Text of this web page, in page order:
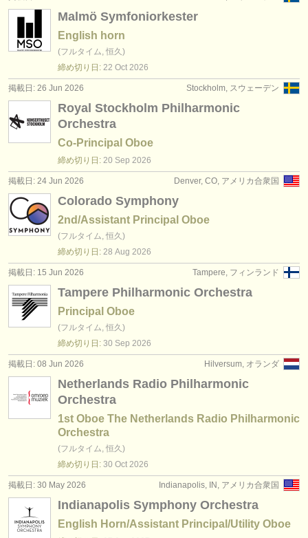
Malmö Symfoniorkester
English horn
(フルタイム, 恒久)
締め切り日: 22 Oct 2026
Stockholm, スウェーデン
掲載日: 26 Jun 2026
Royal Stockholm Philharmonic
Orchestra
Co-Principal Oboe
締め切り日: 20 Sep 2026
Denver, CO, アメリカ合衆国
掲載日: 24 Jun 2026
Colorado Symphony
2nd/Assistant Principal Oboe
(フルタイム, 恒久)
締め切り日: 28 Aug 2026
Tampere, フィンランド
掲載日: 15 Jun 2026
Tampere Philharmonic Orchestra
Principal Oboe
(フルタイム, 恒久)
締め切り日: 30 Sep 2026
Hilversum, オランダ
掲載日: 08 Jun 2026
Netherlands Radio Philharmonic
Orchestra
1st Oboe The Netherlands Radio Philharmonic
Orchestra
(フルタイム, 恒久)
締め切り日: 30 Oct 2026
Indianapolis, IN, アメリカ合衆国
掲載日: 30 May 2026
Indianapolis Symphony Orchestra
English Horn/Assistant Principal/Utility Oboe